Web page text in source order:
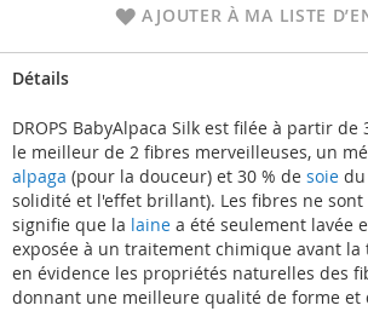
AJOUTER À MA LISTE
Détails
DROPS BabyAlpaca Silk est filée à partir
le meilleur de 2 fibres merveilleuses, un
alpaga (pour la douceur) et 30 % de soie
solidité et l'effet brillant). Les fibres ne sont
signifie que la laine a été seulement lavée
exposée à un traitement chimique avant la
en évidence les propriétés naturelles des
donnant une meilleure qualité de forme et